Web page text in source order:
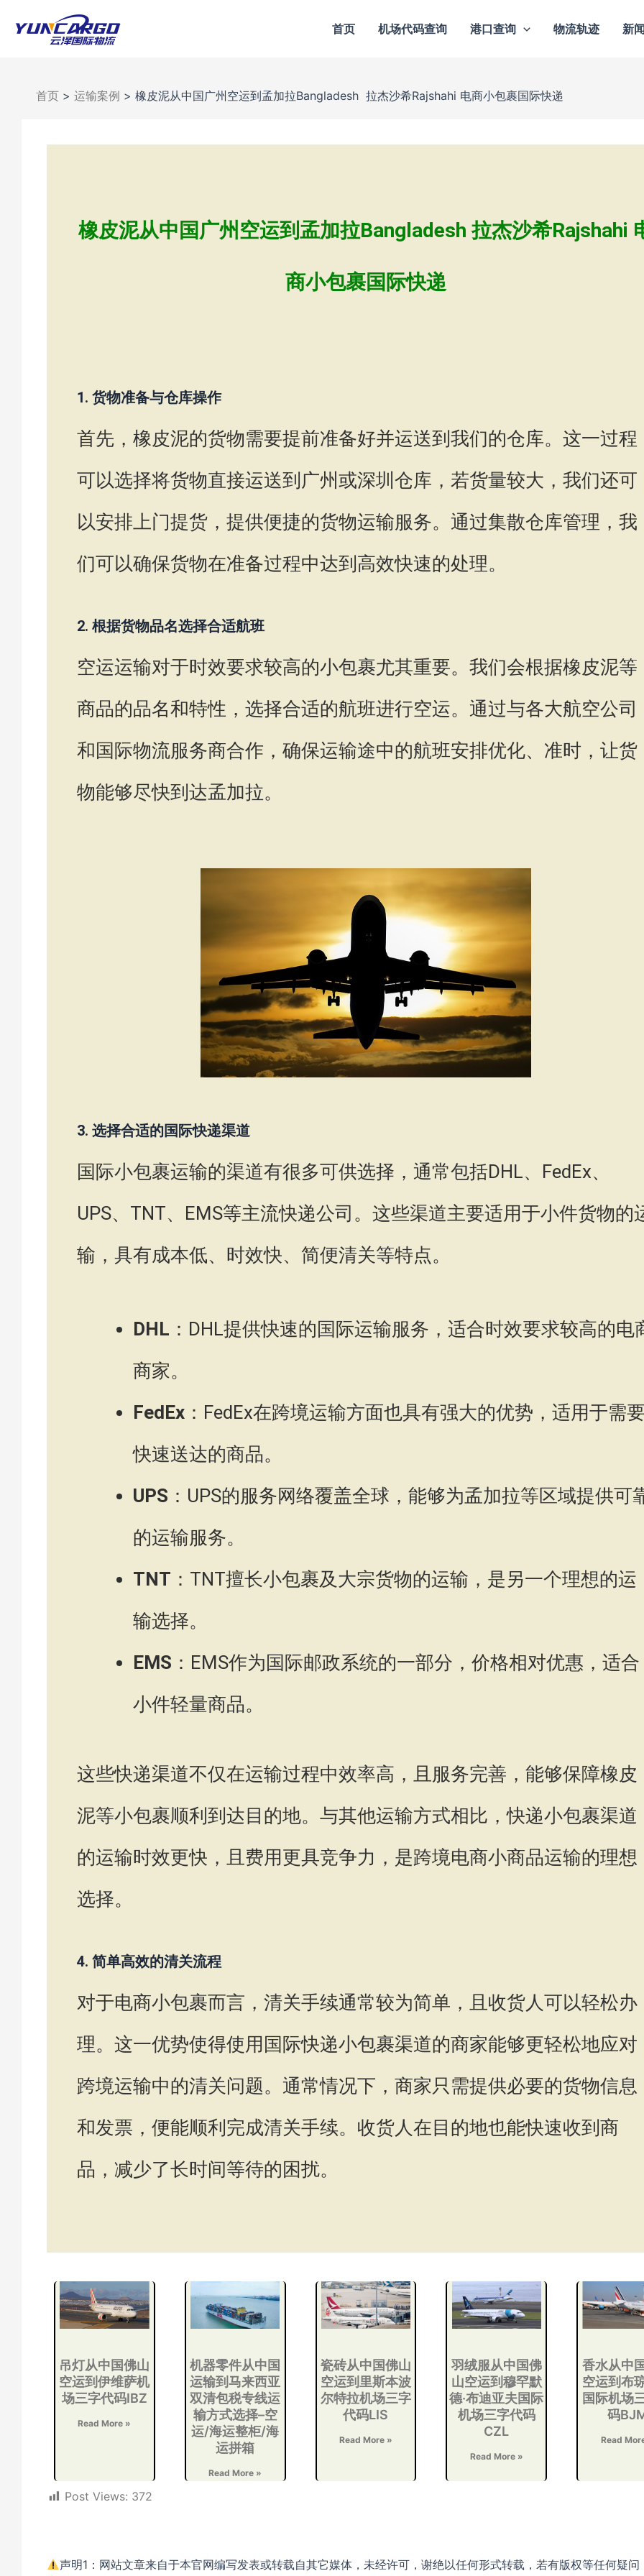
首页 机场代码查询 港口查询 物流轨迹 新
首页 > 运输案例 > 橡皮泥从中国广州空运到孟加拉Bangladesh 拉杰沙希Rajshahi 电商小包裹国际快递
橡皮泥从中国广州空运到孟加拉Bangladesh 拉杰沙希Rajshahi
商小包裹国际快递
1. 货物准备与仓库操作
首先，橡皮泥的货物需要提前准备好并运送到我们的仓库。这一过程
可以选择将货物直接运送到广州或深圳仓库，若货量较大，我们还可
以安排上门提货，提供便捷的货物运输服务。通过集散仓库管理，我
们可以确保货物在准备过程中达到高效快速的处理。
2. 根据货物品名选择合适航班
空运运输对于时效要求较高的小包裹尤其重要。我们会根据橡皮泥等
商品的品名和特性，选择合适的航班进行空运。通过与各大航空公司
和国际物流服务商合作，确保运输途中的航班安排优化、准时，让货
物能够尽快到达孟加拉。
3. 选择合适的国际快递渠道
国际小包裹运输的渠道有很多可供选择，通常包括DHL、FedEx、
UPS、TNT、EMS等主流快递公司。这些渠道主要适用于小件货物的
输，具有成本低、时效快、简便清关等特点。
DHL ：DHL提供快速的国际运输服务，适合时效要求较高的电
商家。
FedEx ：FedEx在跨境运输方面也具有强大的优势，适用于需
快速送达的商品。
UPS ：UPS的服务网络覆盖全球，能够为孟加拉等区域提供可
的运输服务。
TNT ：TNT擅长小包裹及大宗货物的运输，是另一个理想的运
输选择。
EMS ：EMS作为国际邮政系统的一部分，价格相对优惠，适合
小件轻量商品。
这些快递渠道不仅在运输过程中效率高，且服务完善，能够保障橡皮
泥等小包裹顺利到达目的地。与其他运输方式相比，快递小包裹渠道
的运输时效更快，且费用更具竞争力，是跨境电商小商品运输的理想
选择。
4. 简单高效的清关流程
对于电商小包裹而言，清关手续通常较为简单，且收货人可以轻松办
理。这一优势使得使用国际快递小包裹渠道的商家能够更轻松地应对
跨境运输中的清关问题。通常情况下，商家只需提供必要的货物信息
和发票，便能顺利完成清关手续。收货人在目的地也能快速收到商
品，减少了长时间等待的困扰。
吊灯从中国佛山
空运到伊维萨机
场三字代码IBZ
Read More »
机器零件从中国
运输到马来西亚
双清包税专线运
输方式选择–空
运/海运整柜/海
运拼箱
Read More »
瓷砖从中国佛山
空运到里斯本波
尔特拉机场三字
代码LIS
Read More »
羽绒服从中国佛
山空运到穆罕默
德·布迪亚夫国际
机场三字代码
CZL
Read More »
香水从中
空运到布
国际机场
码
Read
Post Views: 372
声明1：网站文章来自于本官网编写发表或转载自其它媒体，未经许可，谢绝以任何形式转载，若有版权等任何疑问